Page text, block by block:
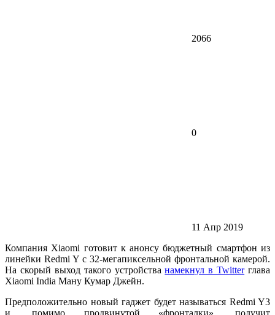
2066
0
11 Апр 2019
Компания Xiaomi готовит к анонсу бюджетный смартфон из
линейки Redmi Y с 32-мегапиксельной фронтальной камерой.
На скорый выход такого устройстванамекнул в Twitterглава
Xiaomi India Ману Кумар Джейн.
Предположительно новый гаджет будет называться Redmi Y3
и, помимо продвинутой «фронталки», получит